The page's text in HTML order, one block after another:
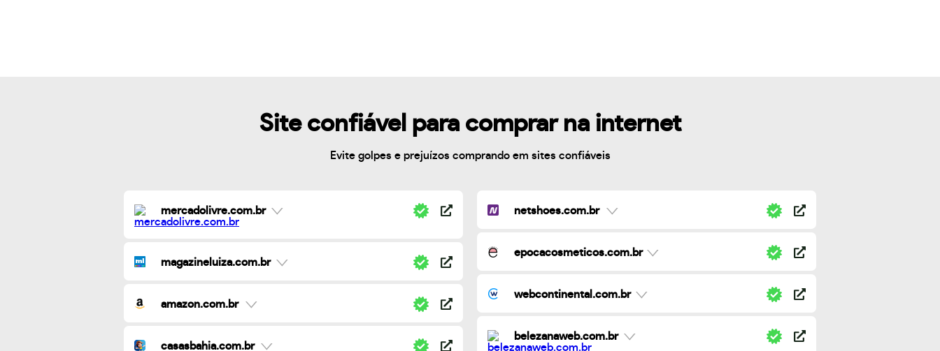
Site confiável para comprar na internet
Evite golpes e prejuízos comprando em sites confiáveis
mercadolivre.com.br
magazineluiza.com.br
amazon.com.br
casasbahia.com.br
netshoes.com.br
epocacosmeticos.com.br
webcontinental.com.br
belezanaweb.com.br